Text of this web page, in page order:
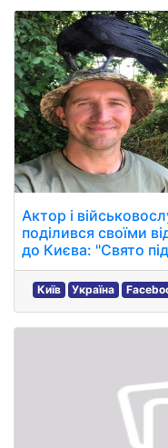
Актор і
поділився своїми
до Києва: "Свято
Київ Україна